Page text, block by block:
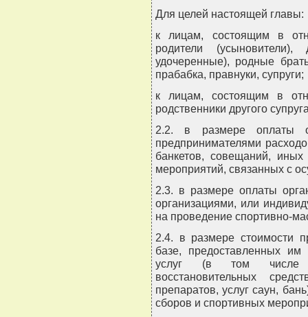
Для целей настоящей главы:
к лицам, состоящим в
родители
удочеренные), родные
прабабка, правнуки, супруги;
к лицам, состоящим в
родственники другого
2.2. в размере оплаты
предпринимателями
банкетов, совещаний, иных
мероприятий, связанных с
2.3. в размере оплаты
организациями, или
на проведение спортивно-
2.4. в размере стоимости
базе, предоставленных им
услуг (в том числе
восстановительных
препаратов, услуг саун,
сборов и спортивных